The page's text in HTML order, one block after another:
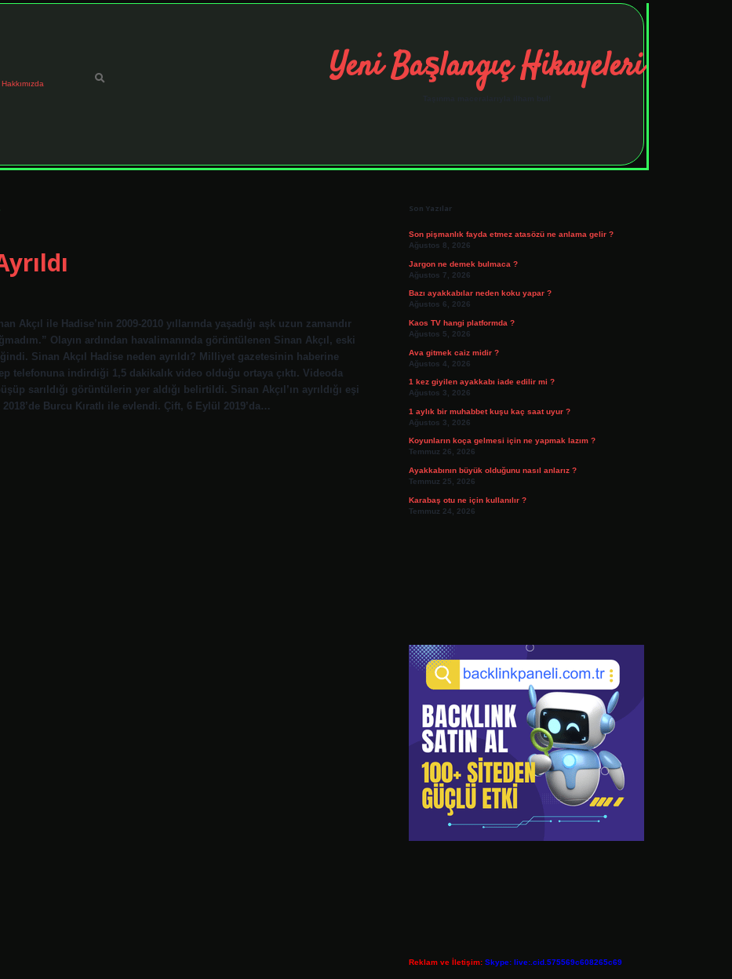
Hakkımızda Yeni Başlangıç Hikayeleri
Akçıl ile Hadise’nin 2009-2010 yıllarında yaşadığı aşk uzun zamandır
Olayın ardından havalimanında görüntülenen Sinan Akçıl, eski
Sinan Akçıl Hadise neden ayrıldı? Milliyet gazetesinin haberine
telefonuna indirdiği 1,5 dakikalık video olduğu ortaya çıktı. Videoda
sarıldığı görüntülerin yer aldığı belirtildi. Sinan Akçıl’ın ayrıldığı eşi
Burcu Kıratlı ile evlendi. Çift, 6 Eylül 2019’da…
Son Yazılar
Son pişmanlık fayda etmez atasözü ne anlama gelir ?
Ağustos 8, 2026
Jargon ne demek bulmaca ?
Ağustos 7, 2026
Bazı ayakkabılar neden koku yapar ?
Ağustos 6, 2026
Kaos TV hangi platformda ?
Ağustos 5, 2026
Ava gitmek caiz midir ?
Ağustos 4, 2026
1 kez giyilen ayakkabı iade edilir mi ?
Ağustos 3, 2026
1 aylık bir muhabbet kuşu kaç saat uyur ?
Ağustos 3, 2026
Koyunların koça gelmesi için ne yapmak lazım ?
Temmuz 26, 2026
Ayakkabının büyük olduğunu nasıl anlarız ?
Temmuz 25, 2026
Karabaş otu ne için kullanılır ?
Temmuz 24, 2026
Reklam ve İletişim: Skype: live:.cid.575569c608265c69
tulipbetelexbett.net